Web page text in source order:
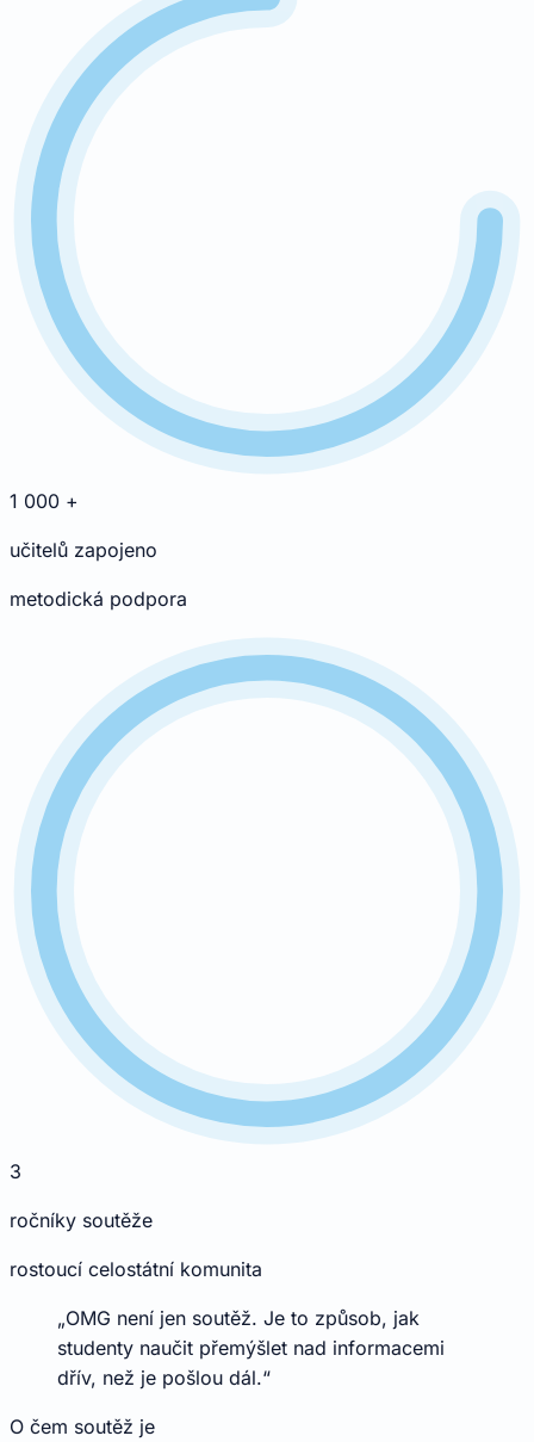
1 000 +
učitelů zapojeno
metodická podpora
3
ročníky soutěže
rostoucí celostátní komunita
„OMG není jen soutěž. Je to způsob, jak
studenty naučit přemýšlet nad informacemi
dřív, než je pošlou dál.“
O čem soutěž je